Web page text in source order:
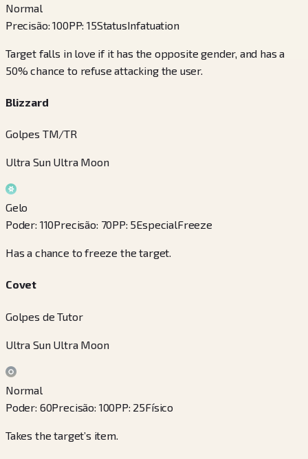
Normal
Precisão:100PP:15StatusInfatuation
Target falls in love if it has the opposite gender, and has a
50% chance to refuse attacking the user.
Blizzard
Golpes TM/TR
Ultra Sun Ultra Moon
Gelo
Poder: 110Precisão: 70PP: 5EspecialFreeze
Has a chance to freeze the target.
Covet
Golpes de Tutor
Ultra Sun Ultra Moon
Normal
Poder: 60Precisão: 100PP: 25Físico
Takes the target’s item.